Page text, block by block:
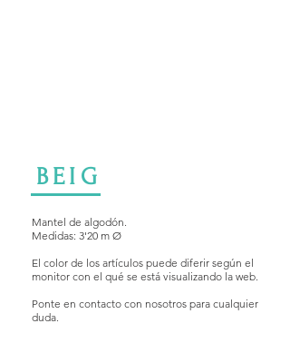
BEIG
Mantel de algodón.
Medidas: 3'20 m Ø
El color de los artículos puede diferir según el
monitor con el qué se está visualizando la web.
Ponte en contacto con nosotros para cualquier
duda.